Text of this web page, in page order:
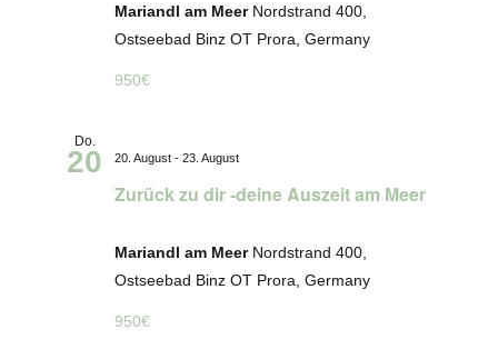
Mariandl am Meer Nordstrand 400,
Ostseebad Binz OT Prora, Germany
950€
Do.
20
Zurück zu dir -deine Auszeit am Meer
20. August -23. August
Mariandl am Meer Nordstrand 400,
Ostseebad Binz OT Prora, Germany
950€